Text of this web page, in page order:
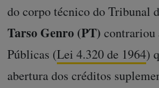
do corpo técnico do Tribunal
Tarso Genro (PT) contrariou
Públicas (Lei 4.320 de 1964)
abertura dos créditos